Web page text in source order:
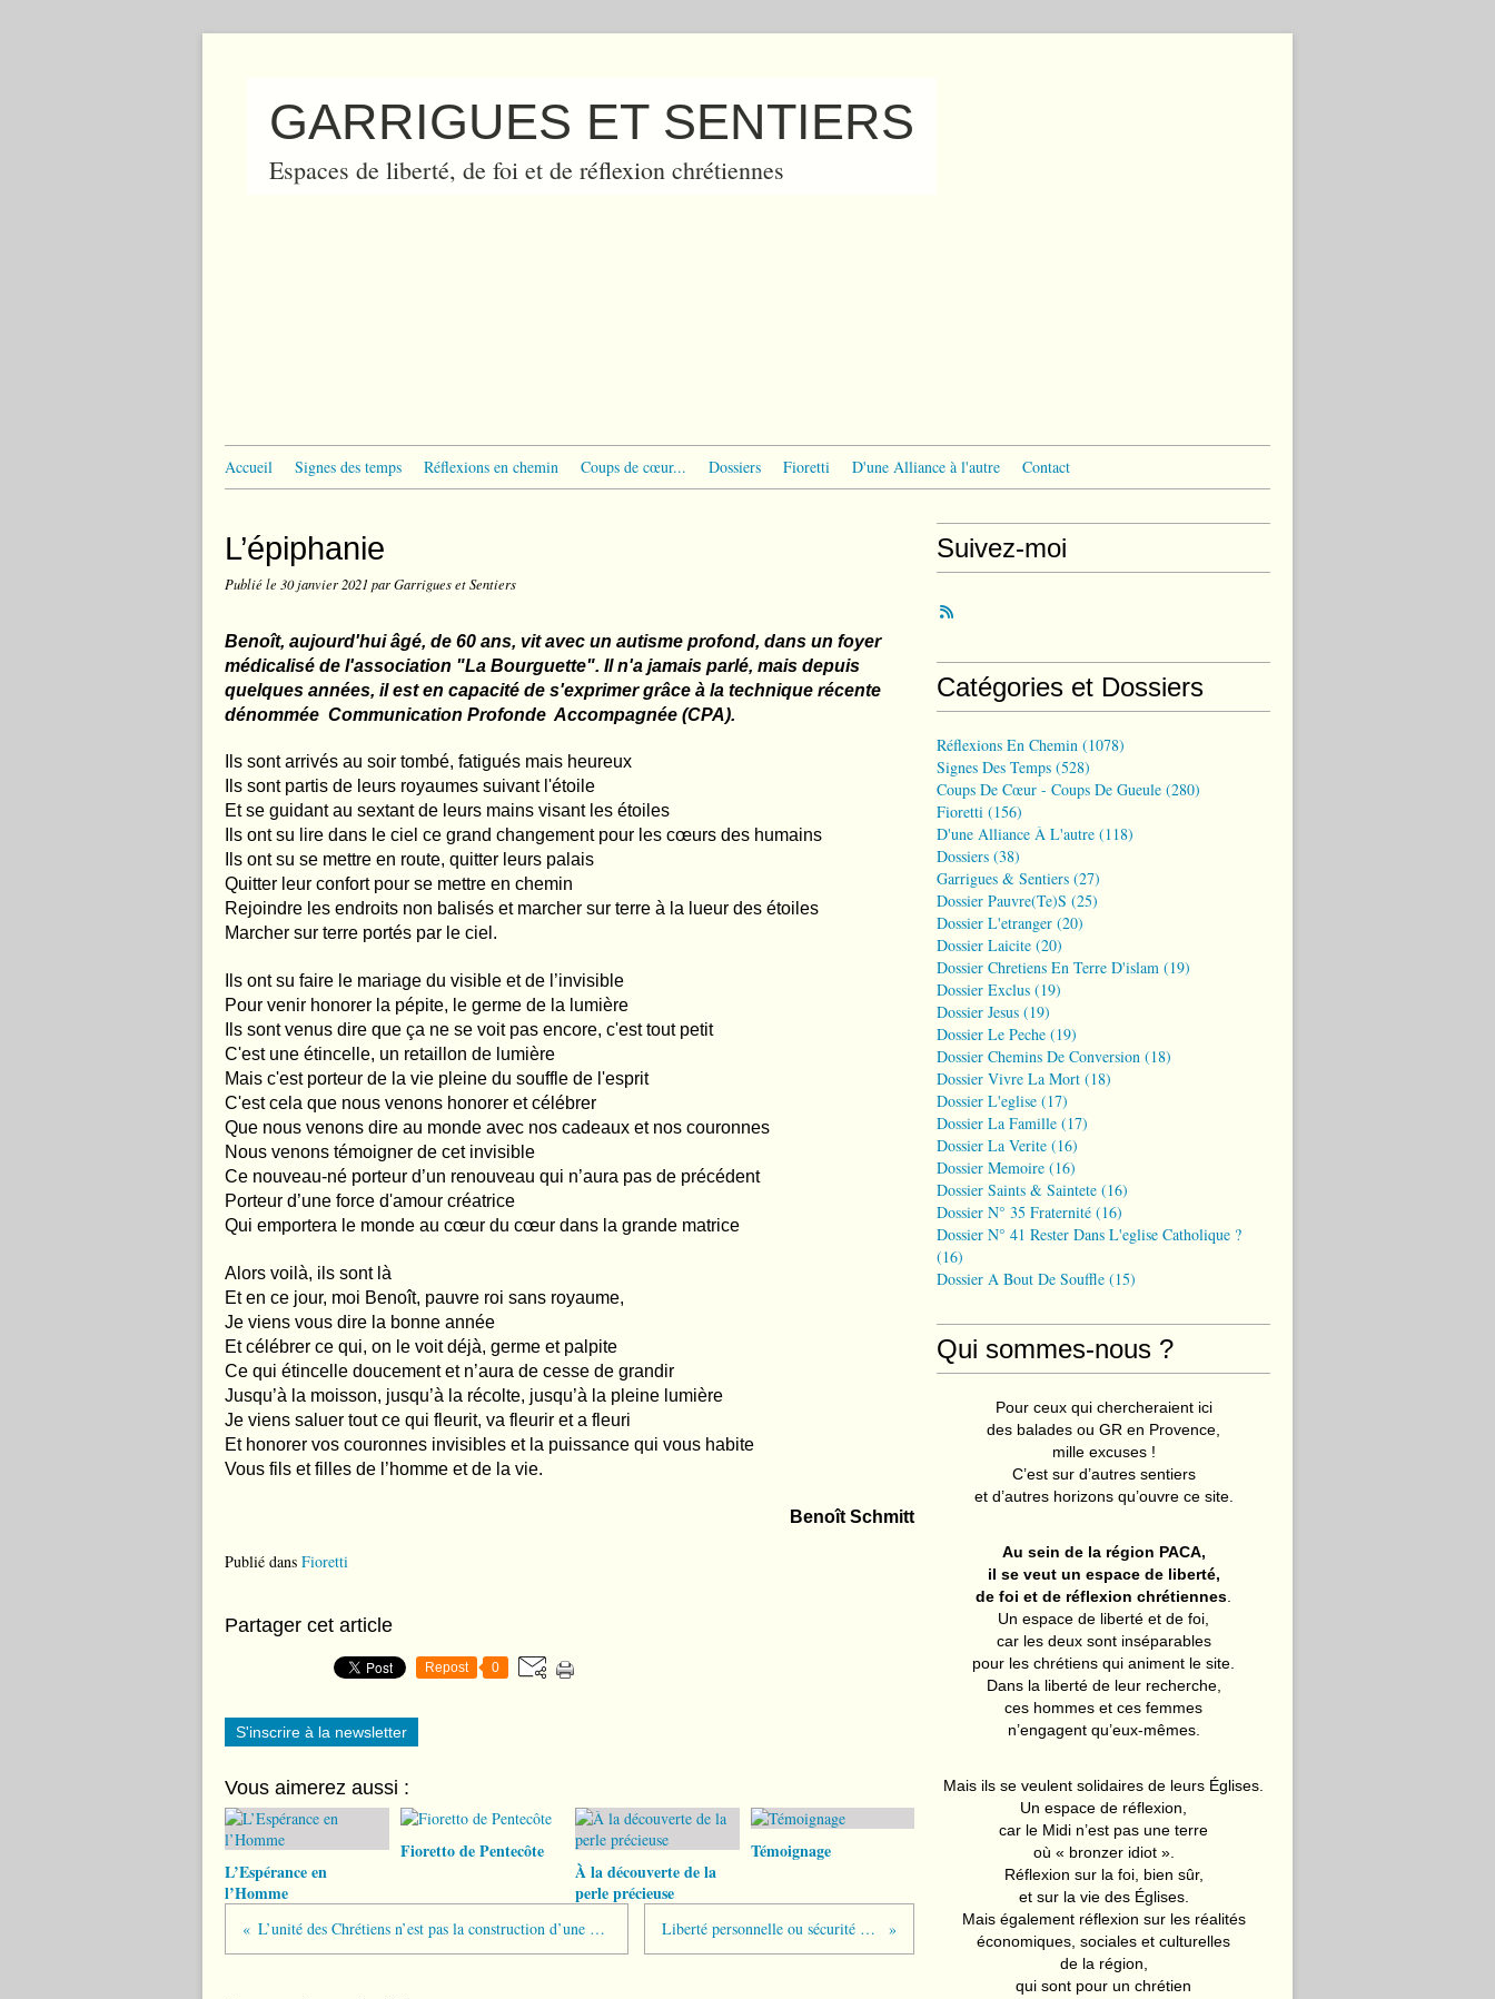
GARRIGUES ET SENTIERS
Espaces de liberté, de foi et de réflexion chrétiennes
Accueil Signes des temps Réflexions en chemin Coups de cœur... Dossiers Fioretti D'une Alliance à l'autre Contact
L’épiphanie
Publié le 30 janvier 2021par Garrigues et Sentiers
Benoît, aujourd'hui âgé, de 60 ans, vit avec un autisme profond, dans un foyer
médicalisé de l'association "La Bourguette". Il n'a jamais parlé, mais depuis
quelques années, il est en capacité de s'exprimer grâce à la technique récente
dénommée Communication Profonde Accompagnée (CPA).
Ils sont arrivés au soir tombé, fatigués mais heureux
Ils sont partis de leurs royaumes suivant l'étoile
Et se guidant au sextant de leurs mains visant les étoiles
Ils ont su lire dans le ciel ce grand changement pour les cœurs des humains
Ils ont su se mettre en route, quitter leurs palais
Quitter leur confort pour se mettre en chemin
Rejoindre les endroits non balisés et marcher sur terre à la lueur des étoiles
Marcher sur terre portés par le ciel.
Ils ont su faire le mariage du visible et de l’invisible
Pour venir honorer la pépite, le germe de la lumière
Ils sont venus dire que ça ne se voit pas encore, c'est tout petit
C'est une étincelle, un retaillon de lumière
Mais c'est porteur de la vie pleine du souffle de l'esprit
C'est cela que nous venons honorer et célébrer
Que nous venons dire au monde avec nos cadeaux et nos couronnes
Nous venons témoigner de cet invisible
Ce nouveau-né porteur d’un renouveau qui n’aura pas de précédent
Porteur d’une force d'amour créatrice
Qui emportera le monde au cœur du cœur dans la grande matrice
Alors voilà, ils sont là
Et en ce jour, moi Benoît, pauvre roi sans royaume,
Je viens vous dire la bonne année
Et célébrer ce qui, on le voit déjà, germe et palpite
Ce qui étincelle doucement et n’aura de cesse de grandir
Jusqu’à la moisson, jusqu’à la récolte, jusqu’à la pleine lumière
Je viens saluer tout ce qui fleurit, va fleurir et a fleuri
Et honorer vos couronnes invisibles et la puissance qui vous habite
Vous fils et filles de l’homme et de la vie.
Benoît Schmitt
Publié dans Fioretti
Partager cet article
Repost 0
S'inscrire à la newsletter
Vous aimerez aussi :
L’Espérance en
l’Homme
Fioretto de Pentecôte
À la découverte de la
perle précieuse
Témoignage
L’unité des Chrétiens n’est pas la construction d’une « megachurch » Liberté personnelle ou sécurité commune ?
Suivez-moi
Catégories et Dossiers
Réflexions En Chemin (1078)
Signes Des Temps (528)
Coups De Cœur - Coups De Gueule (280)
Fioretti (156)
D'une Alliance À L'autre (118)
Dossiers (38)
Garrigues & Sentiers (27)
Dossier Pauvre(te)s (25)
Dossier L'etranger (20)
Dossier Laicite (20)
Dossier Chretiens En Terre D'islam (19)
Dossier Exclus (19)
Dossier Jesus (19)
Dossier Le Peche (19)
Dossier Chemins De Conversion (18)
Dossier Vivre La Mort (18)
Dossier L'eglise (17)
Dossier La Famille (17)
Dossier La Verite (16)
Dossier Memoire (16)
Dossier Saints & Saintete (16)
Dossier N° 35 Fraternité (16)
Dossier N° 41 Rester Dans L'eglise Catholique ?
(16)
Dossier A Bout De Souffle (15)
Qui sommes-nous ?
Pour ceux qui chercheraient ici
des balades ou GR en Provence,
mille excuses !
C’est sur d’autres sentiers
et d’autres horizons qu’ouvre ce site.
Au sein de la région PACA,
il se veut un espace de liberté,
de foi et de réflexion chrétiennes
Un espace de liberté et de foi,
car les deux sont inséparables
pour les chrétiens qui animent le site.
Dans la liberté de leur recherche,
ces hommes et ces femmes
n’engagent qu’eux-mêmes.
Mais ils se veulent solidaires de leurs Églises.
Un espace de réflexion,
car le Midi n’est pas une terre
où « bronzer idiot ».
Réflexion sur la foi, bien sûr,
et sur la vie des Églises.
Mais également réflexion sur les réalités
économiques, sociales et culturelles
de la région,
qui sont pour un chrétien